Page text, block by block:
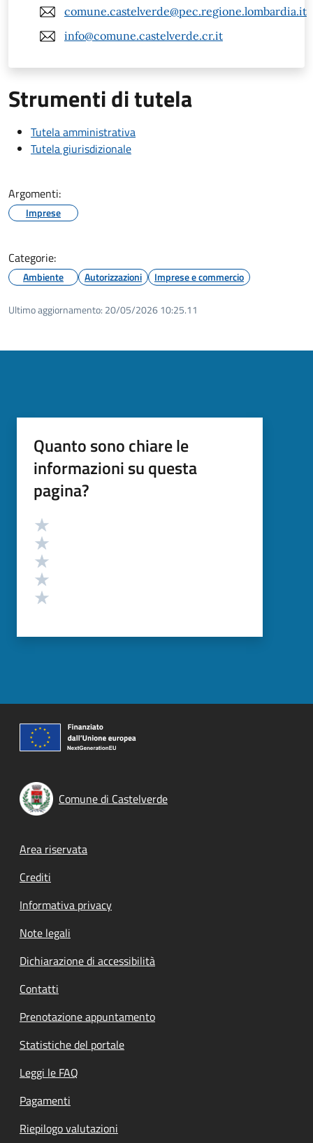
comune.castelverde@pec.regione.lombardia.it
info@comune.castelverde.cr.it
Strumenti di tutela
Tutela amministrativa
Tutela giurisdizionale
Argomenti:
Imprese
Categorie:
Ambiente Autorizzazioni Imprese e commercio
Ultimo aggiornamento: 20/05/2026 10:25.11
Quanto sono chiare le
informazioni su questa
pagina?
Valutazione
Comune di Castelverde
Footer menu
Area riservata
Crediti
Informativa privacy
Note legali
Dichiarazione di accessibilità
Contatti
Prenotazione appuntamento
Statistiche del portale
Leggi le FAQ
Pagamenti
Riepilogo valutazioni